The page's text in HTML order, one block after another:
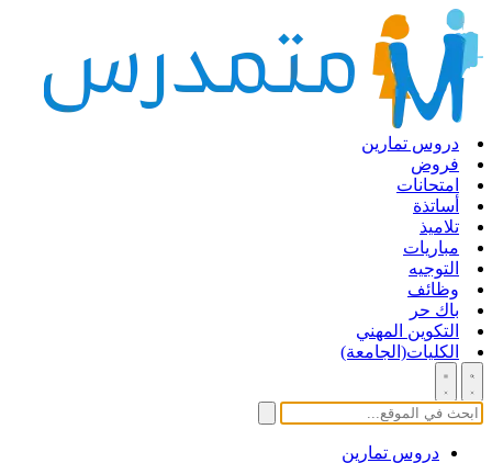
دروس تمارين
فروض
امتحانات
أساتذة
تلاميذ
مباريات
التوجيه
وظائف
باك حر
التكوين المهني
الكليات(الجامعة)
دروس تمارين